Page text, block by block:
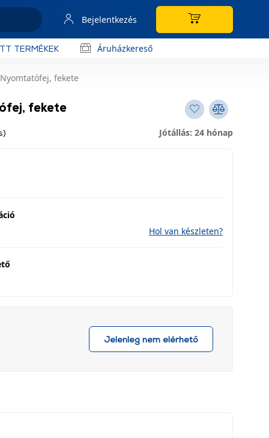
Bejelentkezés
TERMÉKEK Áruházkereső
Nyomtatófej, fekete
fekete
Jótállás: 24 hónap
Hol van készleten?
Jelenleg nem elérhető